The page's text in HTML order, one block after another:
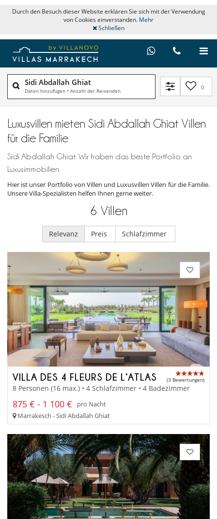
Durch den Besuch dieser Website erklären Sie sich mit der Verwendung
von Cookies einverstanden. Mehr
Schließen
Sidi Abdallah Ghiat
Daten hinzufügen • Anzahl der Reisenden 0
Luxusvillen mieten Sidi Abdallah Ghiat Villen
für die Familie
Sidi Abdallah Ghiat: Wir haben das beste Portfolio an
Luxusimmobilien.
Hier ist unser Portfolio von Villen und Luxusvillen Villen für die Familie.
Unsere Villa-Spezialisten helfen Ihnen gerne weiter.
6 Villen
Relevanz Preis Schlafzimmer
VILLA DES 4 FLEURS DE L’ATLAS (3 Bewertungen)
8 Personen (16 max.) • 4 Schlafzimmer • 4 Badezimmer
875 € - 1 100 €
pro Nacht
Marrakesch - Sidi Abdallah Ghiat